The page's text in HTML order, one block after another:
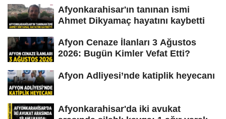
Afyonkarahisar'ın tanınan ismi
Ahmet Dikyamaç hayatını kaybetti
Afyon Cenaze İlanları 3 Ağustos
2026: Bugün Kimler Vefat Etti?
Afyon Adliyesi’nde katiplik heyecanı
Afyonkarahisar'da iki avukat